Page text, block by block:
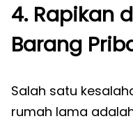
4. Rapikan
Barang
Salah satu
rumah lama